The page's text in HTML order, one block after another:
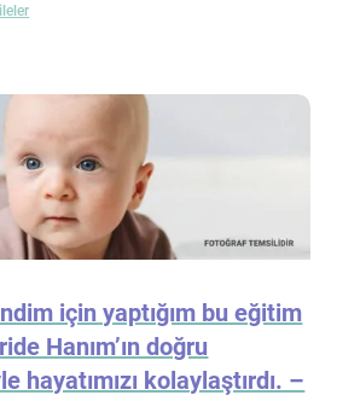
için yaptığım bu eğitim
Hanım’ın doğru
hayatımızı kolaylaştırdı. –